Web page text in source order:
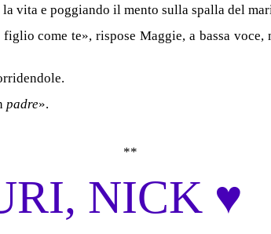
vita e poggiando il mento sulla spalla del
come te», rispose Maggie, a bassa
padre».
**
NICK ♥